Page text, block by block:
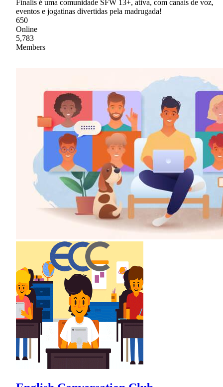
Finalis é uma comunidade SFW 13+, ativa, com canais de voz,
eventos e jogatinas divertidas pela madrugada!
650
Online
5,783
Members